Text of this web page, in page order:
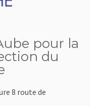
pour la
du
8 route de